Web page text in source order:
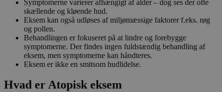
Symptomerne varierer afhængigt af alder – dog ses der ofte
skællende og kløende hud.
Eksem kan også udløses af miljømæssige faktorer f.eks. røg
og pollen.
Behandlingen er fokuseret på at lindre og forebygge
symptomerne. Der findes ingen fuldstændig behandling af
eksem, men symptomerne kan håndteres.
Eksem er ikke en smitsom hudlidelse.
Hvad er Atopisk eksem